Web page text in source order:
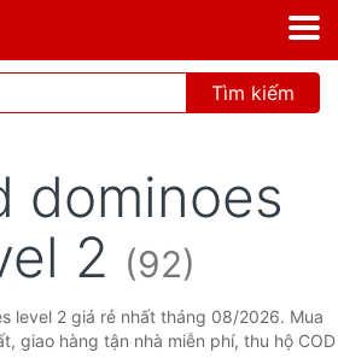
Tìm kiếm
dominoes
2 (92)
level 2 giá rẻ nhất tháng 08/2026. Mua
giao hàng tận nhà miễn phí, thu hộ COD